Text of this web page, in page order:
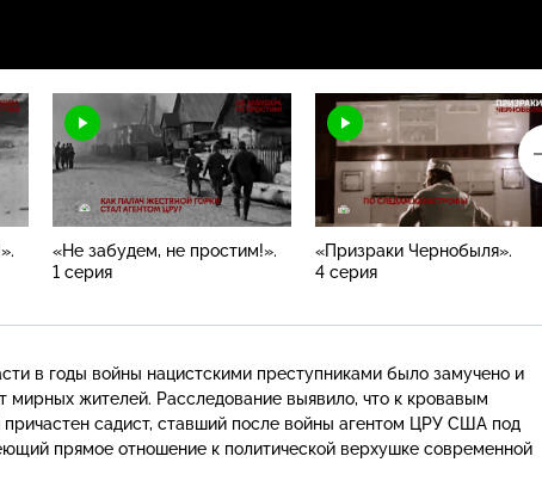
«Не забудем, не простим!».
1 серия
«Призраки Чернобыля».
4 серия
в годы войны нацистскими преступниками было замучено и
мирных жителей. Расследование выявило, что к кровавым
садист, ставший после войны агентом ЦРУ США под
прямое отношение к политической верхушке современной